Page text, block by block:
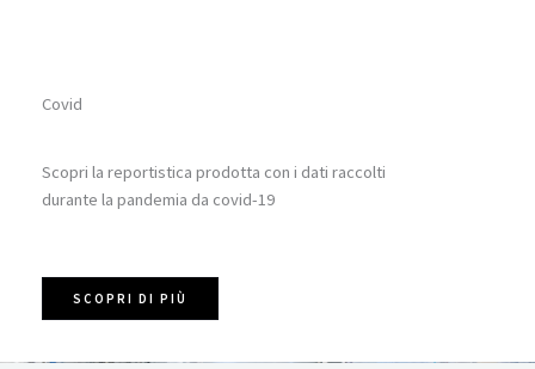
Covid
Scopri la reportistica prodotta con i dati raccolti
durante la pandemia da covid-19
SCOPRI DI PIÙ